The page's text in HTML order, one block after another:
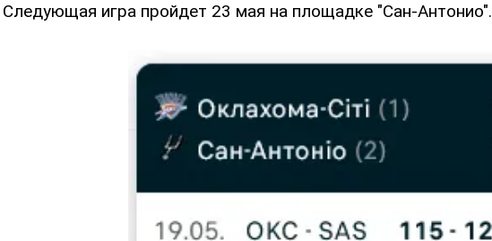
Следующая игра пройдет 23 мая на площадке "Сан-Антонио".